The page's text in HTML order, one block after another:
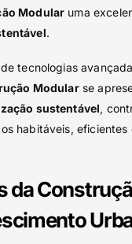
Modular uma
.
tecnologias
Modularse
sustentável,
habitáveis, eficientes
da